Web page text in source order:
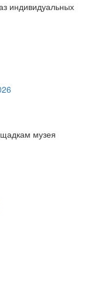
индивидуальных
музея